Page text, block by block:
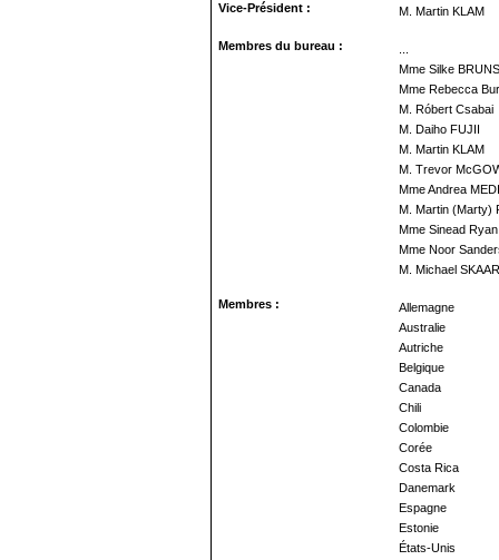
Vice-Président : M. Martin KLAM
Membres du bureau :
Mme Silke BRUNS
Mme Rebecca
M. Róbert Csabai
M. Daiho FUJII
M. Martin KLAM
M. Trevor
Mme Andrea
M. Martin (Marty)
Mme Sinead Ryan
Mme Noor
M. Michael
Membres :
Allemagne
Australie
Autriche
Belgique
Canada
Chili
Colombie
Corée
Costa Rica
Danemark
Espagne
Estonie
États-Unis